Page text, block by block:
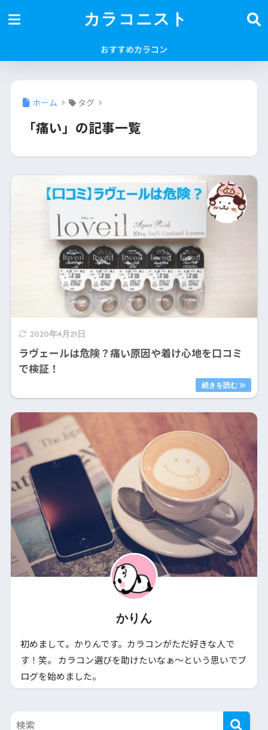
カラコニスト
おすすめカラコン
ホーム タグ
「痛い」の記事一覧
2020年4月21日
ラヴェールは危険？痛い原因や着け心地を口コミ
で検証！
かりん
初めまして。かりんです。カラコンがただ好きな人で
す！笑。 カラコン選びを助けたいなぁ～という思いでブ
ログを始めました。